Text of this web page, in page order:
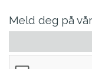
Meld deg på